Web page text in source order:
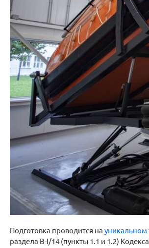
Подготовка проводится науникальном
раздела B-I/14 (пункты 1.1 и 1.2)